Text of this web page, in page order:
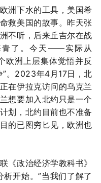
洲下水的工具，美国希
救美国的故事。昨天张
不听，后来丘吉尔在战
青了。今天——实际从
洲上层集体觉悟并反
”。2023年4月17日，北
在伊拉克访问的乌克兰
想要加入北约只是一个
划，北约目前也不准备
的已图穷匕见，欧洲也
《政治经济学教科书》
开始。”当我们了解了